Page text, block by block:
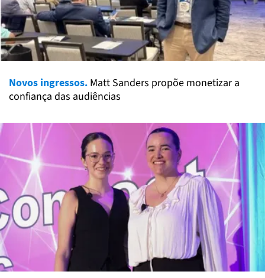
Novos ingressos. Matt Sanders propõe monetizar a
confiança das audiências